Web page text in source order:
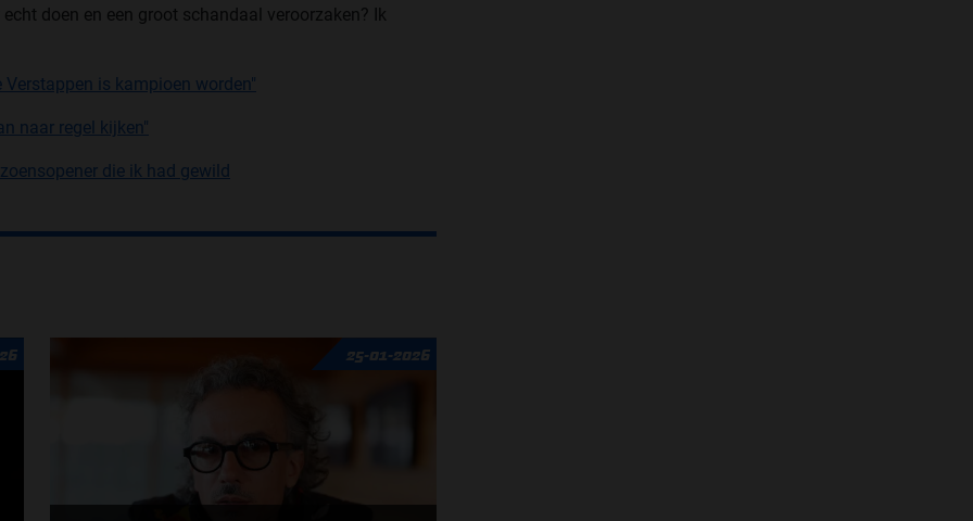
doen en een groot schandaal veroorzaken? Ik
is kampioen worden"
naar regel kijken"
die ik had gewild
25-01-2026